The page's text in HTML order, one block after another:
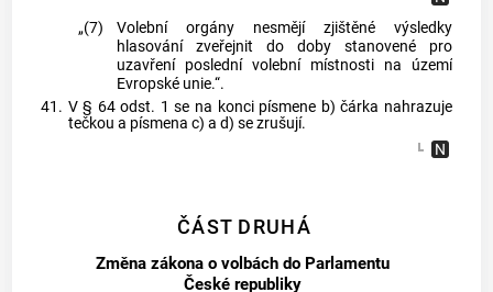
„(7)
Volební orgány nesmějí zjištěné výsledky
hlasování zveřejnit do doby stanovené pro
uzavření poslední volební místnosti na území
Evropské unie.“.
41. V § 64 odst. 1 se na konci písmene b) čárka nahrazuje
tečkou a písmena c) a d) se zrušují.
ČÁST DRUHÁ
Změna zákona o volbách do Parlamentu
České republiky